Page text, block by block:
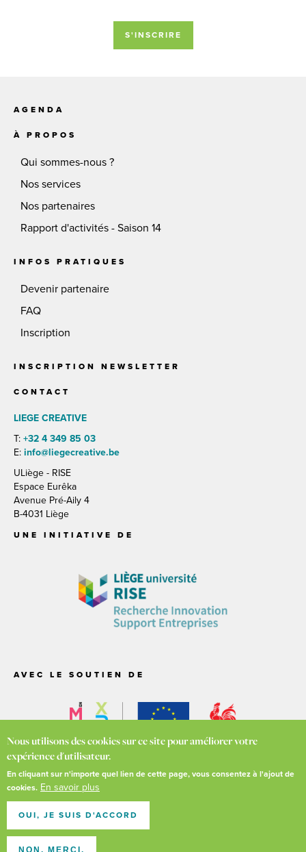
S'INSCRIRE
AGENDA
À PROPOS
Qui sommes-nous ?
Nos services
Nos partenaires
Rapport d'activités - Saison 14
INFOS PRATIQUES
Devenir partenaire
FAQ
Inscription
INSCRIPTION NEWSLETTER
CONTACT
LIEGE CREATIVE
T: +32 4 349 85 03
E: info@liegecreative.be
ULiège - RISE
Espace Eurêka
Avenue Pré-Aily 4
B-4031 Liège
UNE INITIATIVE DE
AVEC LE SOUTIEN DE
© Liège Créative -Vie privée-Cookies
Pour l'environnement, merci d'éviter d'imprimer ces pages si ce
n'est pas nécessaire
Nous utilisons des cookies sur ce site pour améliorer votre
expérience d'utilisateur.
En cliquant sur n'importe quel lien de cette page, vous consentez à l'ajout de
cookies. En savoir plus
OUI, JE SUIS D'ACCORD
NON, MERCI.